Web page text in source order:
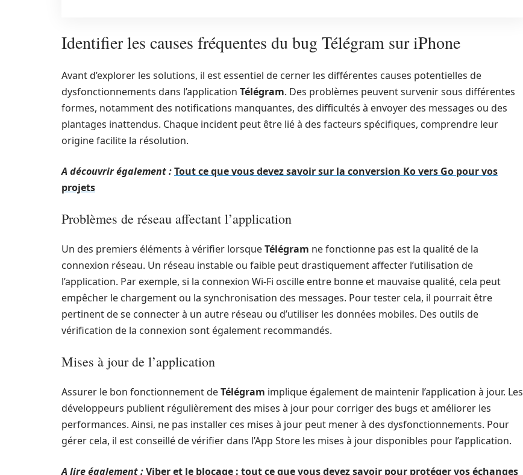
Identifier les causes fréquentes du bug Télégram sur iPhone
Avant d’explorer les solutions, il est essentiel de cerner les différentes causes potentielles de
dysfonctionnements dans l’application Télégram. Des problèmes peuvent survenir sous différentes
formes, notamment des notifications manquantes, des difficultés à envoyer des messages ou des
plantages inattendus. Chaque incident peut être lié à des facteurs spécifiques, comprendre leur
origine facilite la résolution.
A découvrir également :Tout ce que vous devez savoir sur la conversion Ko vers Go pour vos
projets
Problèmes de réseau affectant l’application
Un des premiers éléments à vérifier lorsqueTélégram ne fonctionne pas est la qualité de la
connexion réseau. Un réseau instable ou faible peut drastiquement affecter l’utilisation de
l’application. Par exemple, si la connexion Wi-Fi oscille entre bonne et mauvaise qualité, cela peut
empêcher le chargement ou la synchronisation des messages. Pour tester cela, il pourrait être
pertinent de se connecter à un autre réseau ou d’utiliser les données mobiles. Des outils de
vérification de la connexion sont également recommandés.
Mises à jour de l’application
Assurer le bon fonctionnement deTélégram implique également de maintenir l’application à jour. Les
développeurs publient régulièrement des mises à jour pour corriger des bugs et améliorer les
performances. Ainsi, ne pas installer ces mises à jour peut mener à des dysfonctionnements. Pour
gérer cela, il est conseillé de vérifier dans l’App Store les mises à jour disponibles pour l’application.
A lire également :Viber et le blocage : tout ce que vous devez savoir pour protéger vos échanges